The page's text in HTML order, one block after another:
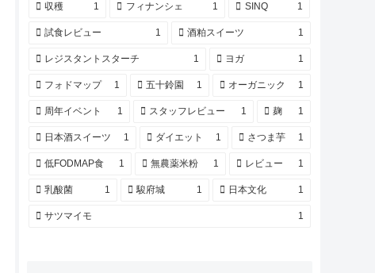
収穫 1 フィナンシェ 1 SINQ 1
試食レビュー 1 酒粕スイーツ 1
レジスタントスターチ 1 ヨガ 1
フォドマップ 1 五十鈴園 1 オーガニック 1
周年イベント 1 スタッフレビュー 1 麹 1
日本酒スイーツ 1 ダイエット 1 さつま芋 1
低FODMAP食 1 無農薬米粉 1 レビュー 1
乳酸菌 1 駿府城 1 日本文化 1
サツマイモ 1